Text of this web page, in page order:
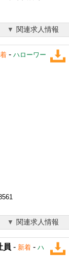
関連求人情報
- ハローワー
関連求人情報
員 - 新着 - ハ